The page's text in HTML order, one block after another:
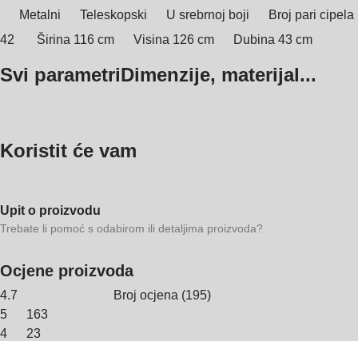
Metalni
Teleskopski U srebrnoj boji
Broj pari cipela
42
Širina 116 cm Visina 126 cm Dubina 43 cm
Svi parametriDimenzije, materijal...
Koristit će vam
Upit o proizvodu
Trebate li pomoć s odabirom ili detaljima proizvoda?
Ocjene proizvoda
4.7 Broj ocjena (195)
5
163
4
23